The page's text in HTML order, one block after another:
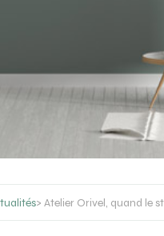
> Atelier Orivel, quand le